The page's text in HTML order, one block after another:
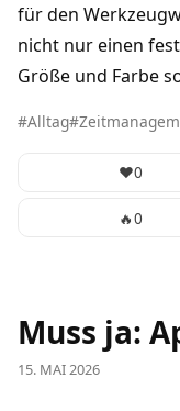
für den
nicht nur einen
Größe und Farbe
Alltag
❤️0
🔥0
Muss ja:
15. MAI 2026